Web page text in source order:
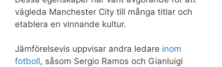
vägleda Manchester City till många titlar och
etablera en vinnande kultur.
Jämförelsevis uppvisar andra ledare inom
fotboll, såsom Sergio Ramos och Gianluigi